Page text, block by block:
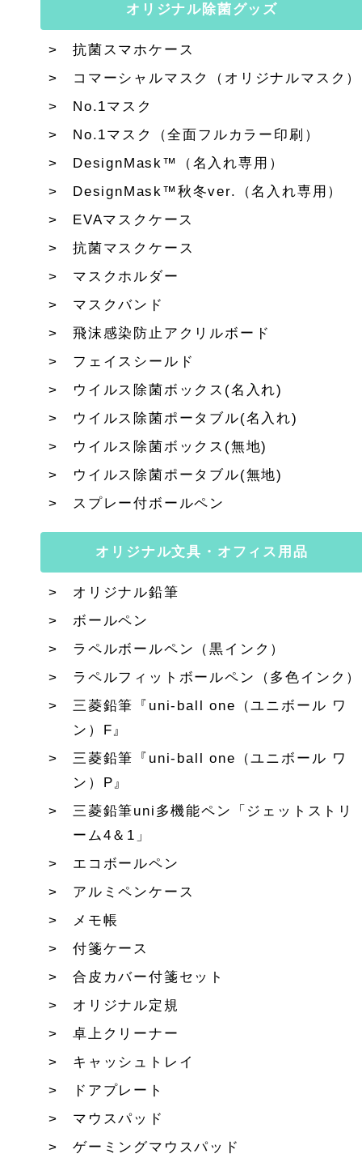
オリジナル除菌グッズ
抗菌スマホケース
コマーシャルマスク（オリジナルマスク）
No.1マスク
No.1マスク（全面フルカラー印刷）
DesignMask™（名入れ専用）
DesignMask™秋冬ver.（名入れ専用）
EVAマスクケース
抗菌マスクケース
マスクホルダー
マスクバンド
飛沫感染防止アクリルボード
フェイスシールド
ウイルス除菌ボックス(名入れ)
ウイルス除菌ポータブル(名入れ)
ウイルス除菌ボックス(無地)
ウイルス除菌ポータブル(無地)
スプレー付ボールペン
オリジナル文具・オフィス用品
オリジナル鉛筆
ボールペン
ラペルボールペン（黒インク）
ラペルフィットボールペン（多色インク）
三菱鉛筆『uni-ball one（ユニボール ワ
ン）F』
三菱鉛筆『uni-ball one（ユニボール ワ
ン）P』
三菱鉛筆uni多機能ペン「ジェットストリ
ーム4＆1」
エコボールペン
アルミペンケース
メモ帳
付箋ケース
合皮カバー付箋セット
オリジナル定規
卓上クリーナー
キャッシュトレイ
ドアプレート
マウスパッド
ゲーミングマウスパッド